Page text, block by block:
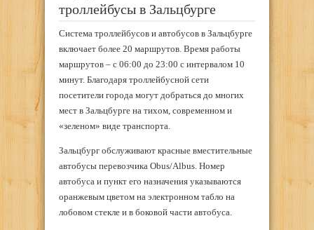
троллейбусы в Зальцбурге
Система троллейбусов и автобусов в Зальцбурге
включает более 20 маршрутов. Время работы
маршрутов – с 06:00 до 23:00 с интервалом 10
минут. Благодаря троллейбусной сети
посетители города могут добраться до многих
мест в Зальцбурге на тихом, современном и
«зеленом» виде транспорта.
Зальцбург обслуживают красные вместительные
автобусы перевозчика Obus/Albus. Номер
автобуса и пункт его назначения указываются
оранжевым цветом на электронном табло на
лобовом стекле и в боковой части автобуса.